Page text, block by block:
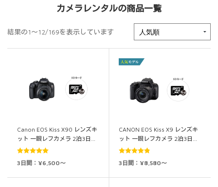
カメラレンタルの商品一覧
結果の1～12/169を表示しています
Canon EOS Kiss X90 レンズキ
ット 一眼レフカメラ 2泊3日…
5段階中
3日間：¥6,500～
CANON EOS Kiss X9 レンズキ
ット 一眼レフカメラ 2泊3日…
5段階中
3日間：¥8,580～